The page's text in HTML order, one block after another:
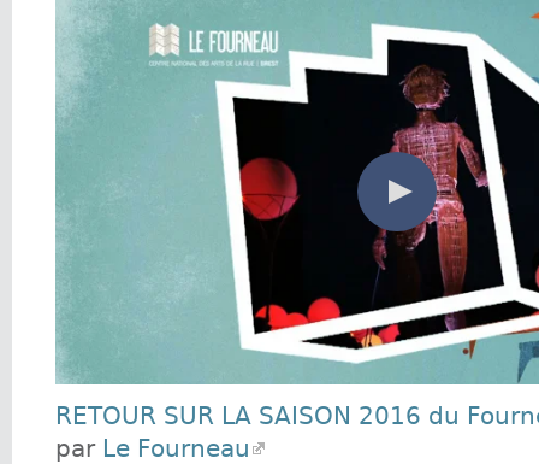
RETOUR SUR LA SAISON 2016 du
par Le Fourneau